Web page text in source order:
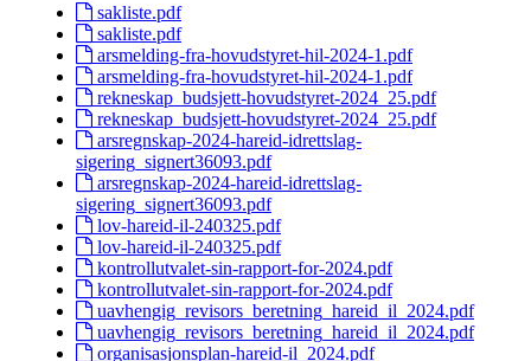
sakliste.pdf
sakliste.pdf
arsmelding-fra-hovudstyret-hil-2024-1.pdf
arsmelding-fra-hovudstyret-hil-2024-1.pdf
rekneskap_budsjett-hovudstyret-2024_25.pdf
rekneskap_budsjett-hovudstyret-2024_25.pdf
arsregnskap-2024-hareid-idrettslag-
sigering_signert36093.pdf
arsregnskap-2024-hareid-idrettslag-
sigering_signert36093.pdf
lov-hareid-il-240325.pdf
lov-hareid-il-240325.pdf
kontrollutvalet-sin-rapport-for-2024.pdf
kontrollutvalet-sin-rapport-for-2024.pdf
uavhengig_revisors_beretning_hareid_il_2024.pdf
uavhengig_revisors_beretning_hareid_il_2024.pdf
organisasjonsplan-hareid-il_2024.pdf